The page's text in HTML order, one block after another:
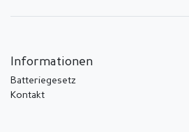
Informationen
Batteriegesetz
Kontakt